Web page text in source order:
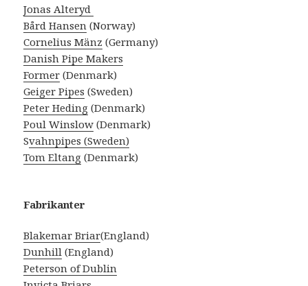
Jonas Alteryd
Bård Hansen (Norway)
Cornelius Mänz (Germany)
Danish Pipe Makers
Former (Denmark)
Geiger Pipes (Sweden)
Peter Heding (Denmark)
Poul Winslow (Denmark)
Svahnpipes (Sweden)
Tom Eltang (Denmark)
Fabrikanter
Blakemar Briar(England)
Dunhill (England)
Peterson of Dublin